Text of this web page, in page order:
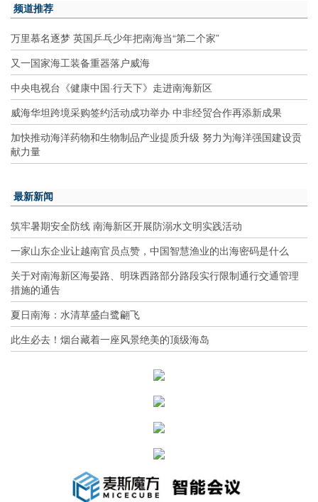
频道推荐
万里慕名逐梦 英国乒乓少年把南海当“第二个家”
又一国家海工装备重器落户威海
中央电视台《健康中国·行天下》走进南海新区
威海华坦跨境采购签约活动成功举办 中非经贸合作再添新成果
加快推动海洋药物和生物制品产业提质升级 努力为海洋强国建设贡
献力量
最新新闻
筑牢暑期安全防线 南海新区开展防溺水文明实践活动
一家山东企业让越南官员点赞，中国智慧渔业的出海密码是什么
关于对南海新区海晏路、明珠西路部分路段实行限制通行交通管理
措施的通告
夏日南海：水清草盛白鹭翩飞
此生必去！烟台藏着一座风景绝美的顶级海岛